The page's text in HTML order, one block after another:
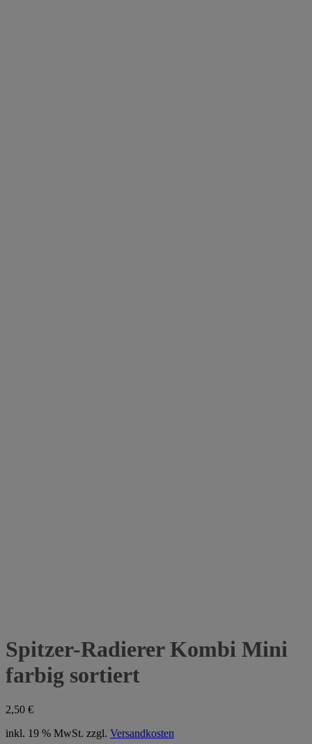
Spitzer-Radierer Kombi Mini
farbig sortiert
2,50 €
inkl. 19 % MwSt. zzgl. Versandkosten